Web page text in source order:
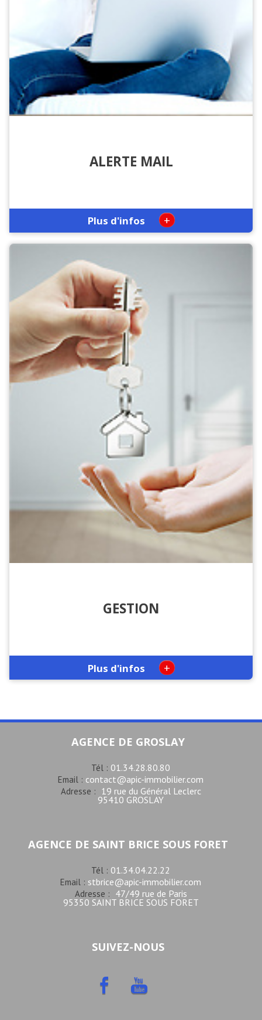
ALERTE MAIL
Plus d'infos +
GESTION
Plus d'infos +
AGENCE DE GROSLAY
Tél : 01.34.28.80.80
Email : contact@apic-immobilier.com
Adresse : 19 rue du Général Leclerc
95410 GROSLAY
AGENCE DE SAINT BRICE SOUS FORET
Tél : 01.34.04.22.22
Email : stbrice@apic-immobilier.com
Adresse : 47/49 rue de Paris
95350 SAINT BRICE SOUS FORET
SUIVEZ-NOUS